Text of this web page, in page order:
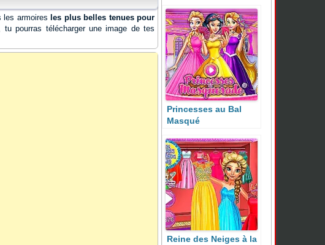
les armoires les plus belles tenues pour
pourras télécharger une image de tes
Princesses au Bal
Masqué
Reine des Neiges à la